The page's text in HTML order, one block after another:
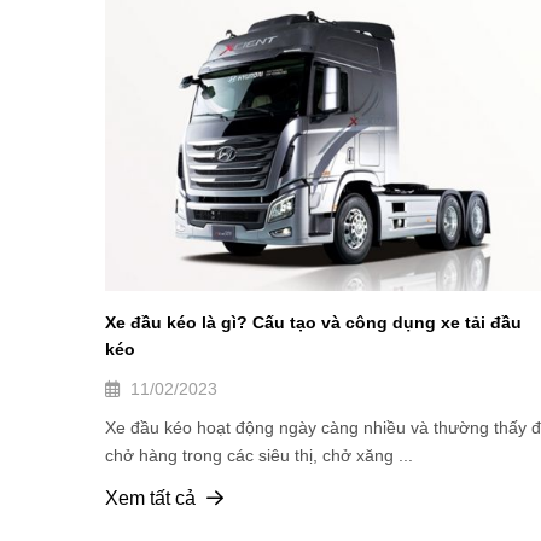
Xe đầu kéo là gì? Cấu tạo và công dụng xe tải đầu
kéo
11/02/2023
Xe đầu kéo hoạt động ngày càng nhiều và thường thấy
chở hàng trong các siêu thị, chở xăng ...
Xem tất cả